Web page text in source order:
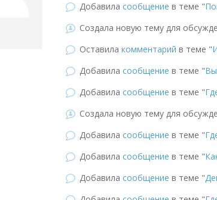
Добавила сообщение в теме "
Создала новую тему для
Оставила комментарий в теме "
Добавила сообщение в теме "
Добавила сообщение в теме "
Создала новую тему для
Добавила сообщение в теме "
Добавила сообщение в теме "
Добавила сообщение в теме "